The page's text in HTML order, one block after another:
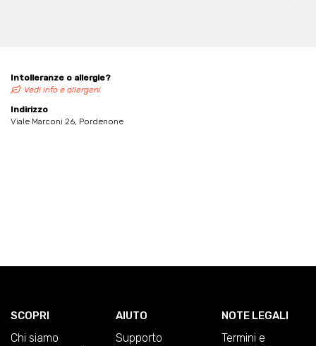
Intolleranze o allergie?
Vedi info e allergeni
Indirizzo
Viale Marconi 26, Pordenone
SCOPRI
Chi siamo
AIUTO
Supporto
NOTE LEGALI
Termini e